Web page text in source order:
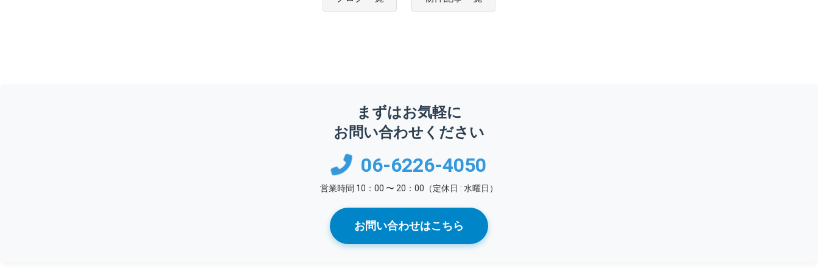
まずはお気軽に
お問い合わせください
06-6226-4050
営業時間 10：00 〜 20：00（定休日 : 水曜日）
お問い合わせはこちら